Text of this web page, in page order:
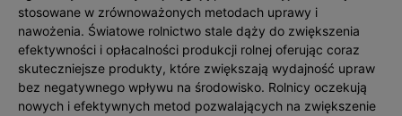
stosowane w zrównoważonych metodach uprawy i
nawożenia. Światowe rolnictwo stale dąży do zwiększenia
efektywności i opłacalności produkcji rolnej oferując coraz
skuteczniejsze produkty, które zwiększają wydajność upraw
bez negatywnego wpływu na środowisko. Rolnicy oczekują
nowych i efektywnych metod pozwalających na zwiększenie